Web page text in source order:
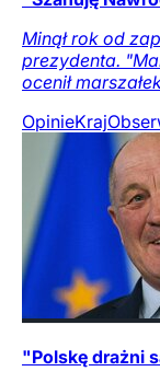
Minął rok od
prezydenta.
ocenił
OpinieKraj
"Polskę drażni